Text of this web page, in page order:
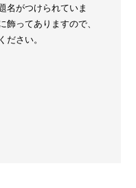
名がつけられていま
飾ってありますので、
ださい。